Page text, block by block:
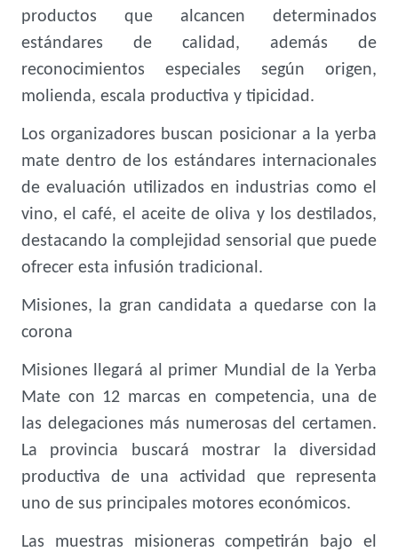
productos que alcancen determinados
estándares de calidad, además de
reconocimientos especiales según origen,
molienda, escala productiva y tipicidad.
Los organizadores buscan posicionar a la yerba
mate dentro de los estándares internacionales
de evaluación utilizados en industrias como el
vino, el café, el aceite de oliva y los destilados,
destacando la complejidad sensorial que puede
ofrecer esta infusión tradicional.
Misiones, la gran candidata a quedarse con la
corona
Misiones llegará al primer Mundial de la Yerba
Mate con 12 marcas en competencia, una de
las delegaciones más numerosas del certamen.
La provincia buscará mostrar la diversidad
productiva de una actividad que representa
uno de sus principales motores económicos.
Las muestras misioneras competirán bajo el